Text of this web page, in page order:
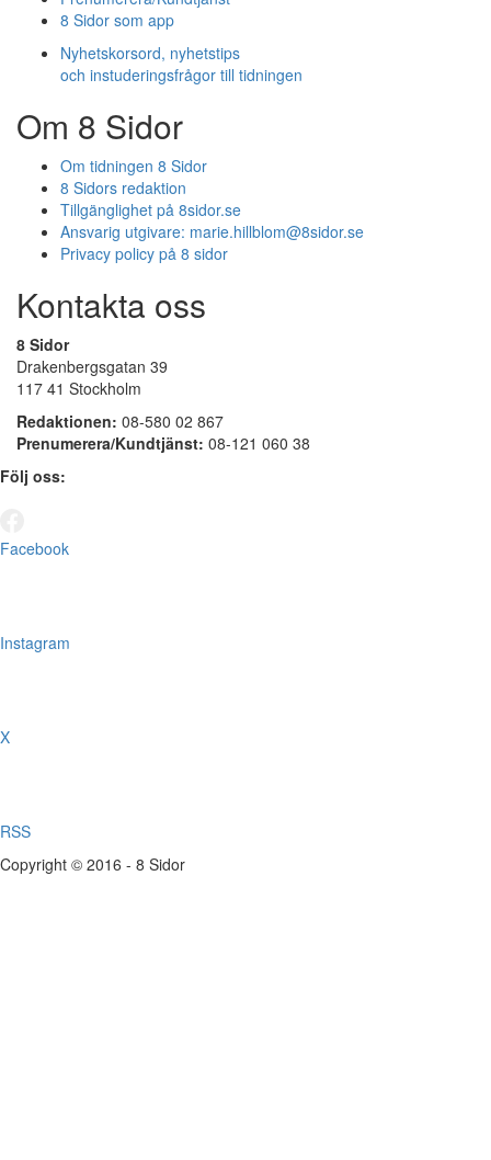
8 Sidor som app
Nyhetskorsord, nyhetstips
och instuderingsfrågor till tidningen
Om 8 Sidor
Om tidningen 8 Sidor
8 Sidors redaktion
Tillgänglighet på 8sidor.se
Ansvarig utgivare: marie.hillblom@8sidor.se
Privacy policy på 8 sidor
Kontakta oss
8 Sidor
Drakenbergsgatan 39
117 41 Stockholm
Redaktionen: 08-580 02 867
Prenumerera/Kundtjänst: 08-121 060 38
Följ oss:
Facebook
Instagram
X
RSS
Copyright © 2016 - 8 Sidor